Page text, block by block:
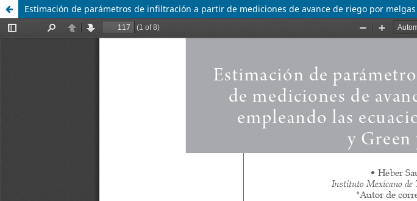
Estimación de parámetros de infiltración a partir de mediciones de avance de riego por